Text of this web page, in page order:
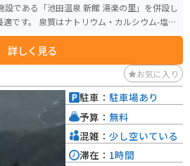
です。 泉質はナトリウム・カルシウム-塩化
などに効果があるとされています。 また、
な野菜や果物、特産品などを購入することが
柿の産地として知られており、秋には旬の甘
です。 周辺には、池田山麓を走る快適なワ
ーリングにもおすすめです。 道の駅を起点
がら、岐阜県池田町の魅力を満喫してみてく
詳しく見る
お気に入り
駐車： 駐車場あり
予算： 無料
混雑： 少し空いている
滞在： 1時間